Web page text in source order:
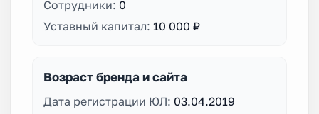
Сотрудники: 0
Уставный капитал: 10 000 ₽
Возраст бренда и сайта
Дата регистрации ЮЛ: 03.04.2019